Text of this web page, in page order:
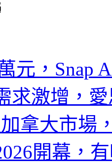
元，Snap
求激增，
拿大市場
開幕，